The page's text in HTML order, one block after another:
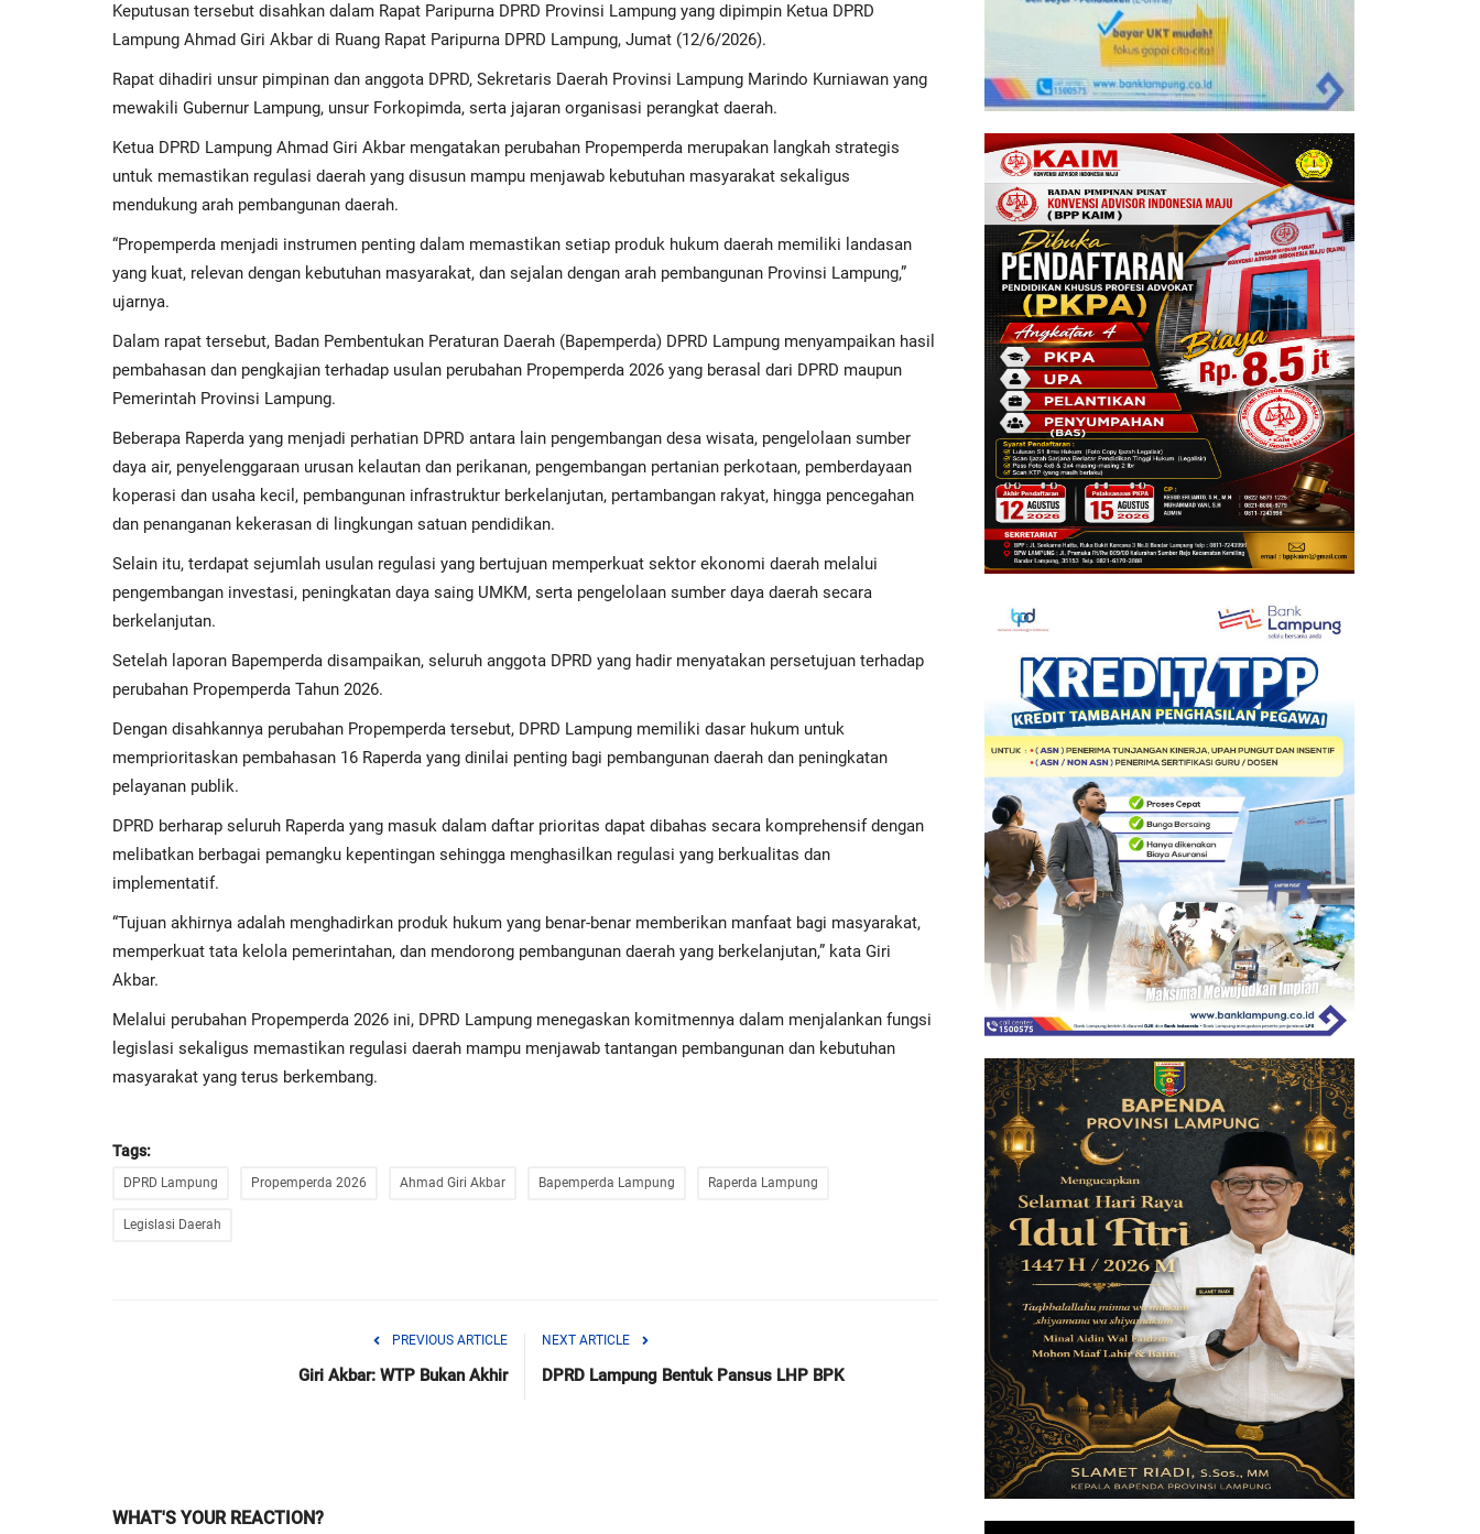
Keputusan tersebut disahkan dalam Rapat Paripurna DPRD Provinsi Lampung yang dipimpin Ketua DPRD
Lampung Ahmad Giri Akbar di Ruang Rapat Paripurna DPRD Lampung, Jumat (12/6/2026).
Rapat dihadiri unsur pimpinan dan anggota DPRD, Sekretaris Daerah Provinsi Lampung Marindo Kurniawan yang
mewakili Gubernur Lampung, unsur Forkopimda, serta jajaran organisasi perangkat daerah.
Ketua DPRD Lampung Ahmad Giri Akbar mengatakan perubahan Propemperda merupakan langkah strategis
untuk memastikan regulasi daerah yang disusun mampu menjawab kebutuhan masyarakat sekaligus
mendukung arah pembangunan daerah.
“Propemperda menjadi instrumen penting dalam memastikan setiap produk hukum daerah memiliki landasan
yang kuat, relevan dengan kebutuhan masyarakat, dan sejalan dengan arah pembangunan Provinsi Lampung,”
ujarnya.
Dalam rapat tersebut, Badan Pembentukan Peraturan Daerah (Bapemperda) DPRD Lampung menyampaikan hasil
pembahasan dan pengkajian terhadap usulan perubahan Propemperda 2026 yang berasal dari DPRD maupun
Pemerintah Provinsi Lampung.
Beberapa Raperda yang menjadi perhatian DPRD antara lain pengembangan desa wisata, pengelolaan sumber
daya air, penyelenggaraan urusan kelautan dan perikanan, pengembangan pertanian perkotaan, pemberdayaan
koperasi dan usaha kecil, pembangunan infrastruktur berkelanjutan, pertambangan rakyat, hingga pencegahan
dan penanganan kekerasan di lingkungan satuan pendidikan.
Selain itu, terdapat sejumlah usulan regulasi yang bertujuan memperkuat sektor ekonomi daerah melalui
pengembangan investasi, peningkatan daya saing UMKM, serta pengelolaan sumber daya daerah secara
berkelanjutan.
Setelah laporan Bapemperda disampaikan, seluruh anggota DPRD yang hadir menyatakan persetujuan terhadap
perubahan Propemperda Tahun 2026.
Dengan disahkannya perubahan Propemperda tersebut, DPRD Lampung memiliki dasar hukum untuk
memprioritaskan pembahasan 16 Raperda yang dinilai penting bagi pembangunan daerah dan peningkatan
pelayanan publik.
DPRD berharap seluruh Raperda yang masuk dalam daftar prioritas dapat dibahas secara komprehensif dengan
melibatkan berbagai pemangku kepentingan sehingga menghasilkan regulasi yang berkualitas dan
implementatif.
“Tujuan akhirnya adalah menghadirkan produk hukum yang benar-benar memberikan manfaat bagi masyarakat,
memperkuat tata kelola pemerintahan, dan mendorong pembangunan daerah yang berkelanjutan,” kata Giri
Akbar.
Melalui perubahan Propemperda 2026 ini, DPRD Lampung menegaskan komitmennya dalam menjalankan fungsi
legislasi sekaligus memastikan regulasi daerah mampu menjawab tantangan pembangunan dan kebutuhan
masyarakat yang terus berkembang.
Tags:
DPRD Lampung Propemperda 2026 Ahmad Giri Akbar Bapemperda Lampung Raperda Lampung
Legislasi Daerah
PREVIOUS ARTICLE
Giri Akbar: WTP Bukan Akhir
NEXT ARTICLE
DPRD Lampung Bentuk Pansus LHP BPK
WHAT'S YOUR REACTION?